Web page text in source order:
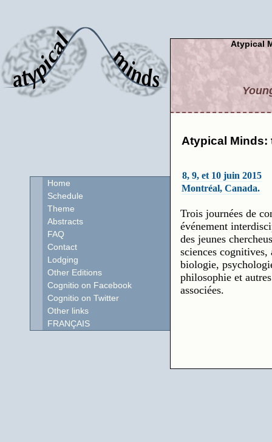
Atypical
Atypical Minds:
8, 9, et 10 juin 2015
Montréal, Canada.
Trois journées de
événement
des jeunes
sciences
biologie,
philosophie et
associées.
Home
Schedule
Theme
Abstracts
FAQ
Contact
Lodging
Other Editions
Cognitio on Facebook
Cognitio on Twitter
Other links
FRANÇAIS